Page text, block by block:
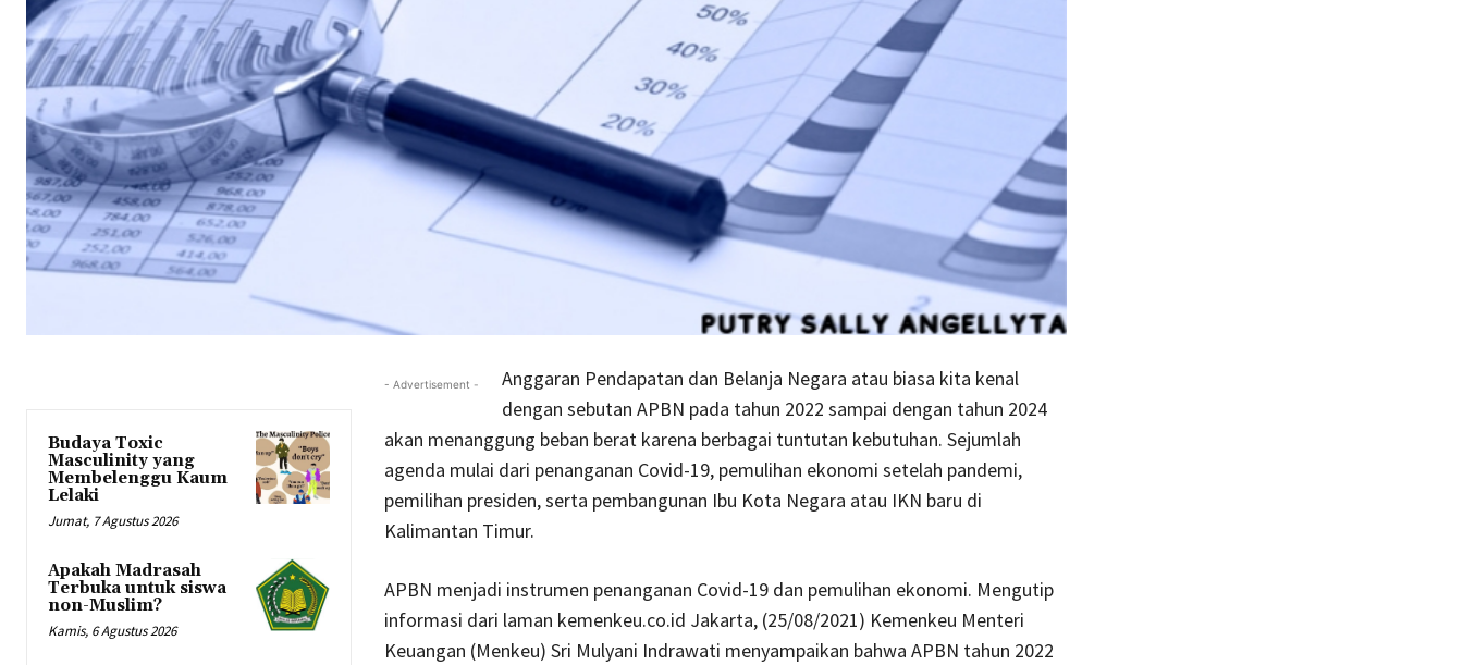
Budaya Toxic
Masculinity yang
Membelenggu Kaum
Lelaki
Jumat, 7 Agustus 2026
Apakah Madrasah
Terbuka untuk siswa
non-Muslim?
Kamis, 6 Agustus 2026
- Advertisement -
Anggaran Pendapatan dan Belanja Negara atau biasa kita kenal
dengan sebutan APBN pada tahun 2022 sampai dengan tahun 2024
akan menanggung beban berat karena berbagai tuntutan kebutuhan. Sejumlah
agenda mulai dari penanganan Covid-19, pemulihan ekonomi setelah pandemi,
pemilihan presiden, serta pembangunan Ibu Kota Negara atau IKN baru di
Kalimantan Timur.
APBN menjadi instrumen penanganan Covid-19 dan pemulihan ekonomi. Mengutip
informasi dari laman kemenkeu.co.id Jakarta, (25/08/2021) Kemenkeu Menteri
Keuangan (Menkeu) Sri Mulyani Indrawati menyampaikan bahwa APBN tahun 2022